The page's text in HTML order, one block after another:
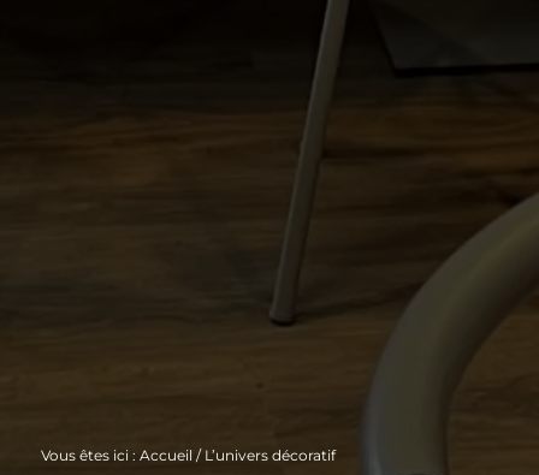
Vous êtes ici : Accueil / L’univers décoratif